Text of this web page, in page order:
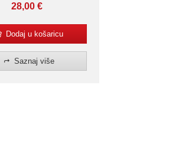
28,00€
Dodaj u košaricu
Saznaj više